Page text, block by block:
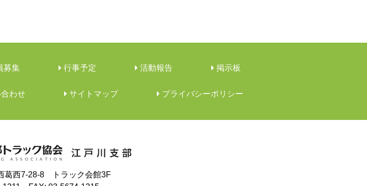
募集 行事予定 活動報告 ︎掲示板
わせ サイトマップ ︎プライバシーポリシー
葛西7-28-8 トラック会館3F